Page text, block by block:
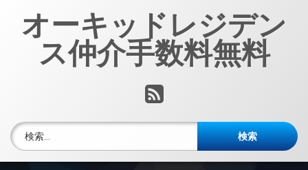
オーキッドレジデン
ス仲介手数料無料
RSS
検索: